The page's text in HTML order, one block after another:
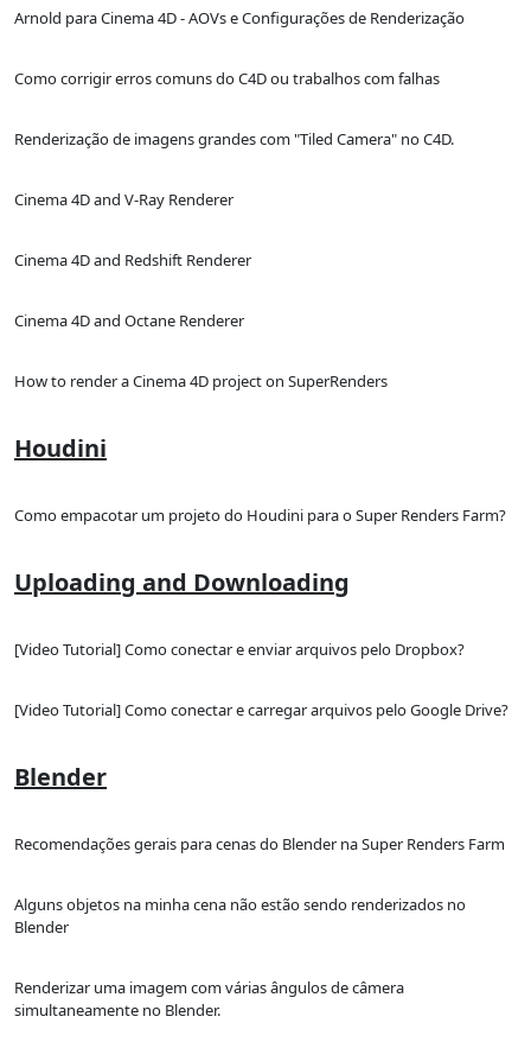
Arnold para Cinema 4D - AOVs e Configurações de Renderização
Como corrigir erros comuns do C4D ou trabalhos com falhas
Renderização de imagens grandes com "Tiled Camera" no C4D.
Cinema 4D and V-Ray Renderer
Cinema 4D and Redshift Renderer
Cinema 4D and Octane Renderer
How to render a Cinema 4D project on SuperRenders
Houdini
Como empacotar um projeto do Houdini para o Super Renders Farm?
Uploading and Downloading
[Video Tutorial] Como conectar e enviar arquivos pelo Dropbox?
[Video Tutorial] Como conectar e carregar arquivos pelo Google Drive?
Blender
Recomendações gerais para cenas do Blender na Super Renders Farm
Alguns objetos na minha cena não estão sendo renderizados no
Blender
Renderizar uma imagem com várias ângulos de câmera
simultaneamente no Blender.